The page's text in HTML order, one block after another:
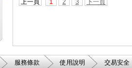
上一頁 1 2 3 下一頁
服務條款 使用說明 交易安全